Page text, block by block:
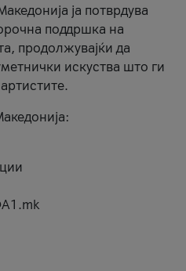
ја потврдува
поддршка на
продолжувајќи да
искуства што ги